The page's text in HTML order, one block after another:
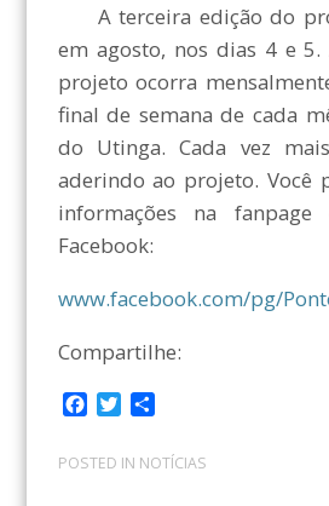
A terceira edição do
em agosto, nos dias 4 e
projeto ocorra
final de semana de cada
do Utinga. Cada vez
aderindo ao projeto. Você
informações na
Facebook:
www.facebook.com/pg/
Compartilhe:
F
c
e
T
i
t
C
m
p
POSTED IN NOTÍCIAS